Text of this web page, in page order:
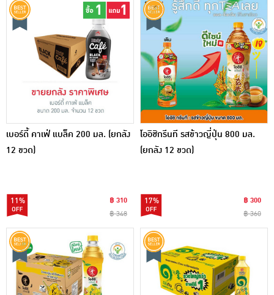
เบอร์ดี้ คาเฟ่ แบล็ค 200 มล. (ยกลัง
12 ขวด)
11%
฿ 310
฿ 348
โออิชิกรีนที รสข้าวญี่ปุ่น 800 มล.
(ยกลัง 12 ขวด)
17%
฿ 300
฿ 360